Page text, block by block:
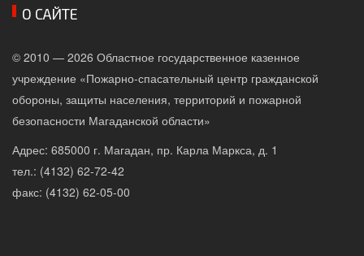
О САЙТЕ
© 2010 — 2026 Областное государственное казенное
учреждение «Пожарно-спасательный центр гражданской
обороны, защиты населения, территорий и пожарной
безопасности Магаданской области»
Адрес: 685000 г. Магадан, пр. Карла Маркса, д. 1
тел.: (4132) 62-72-42
факс: (4132) 62-05-00